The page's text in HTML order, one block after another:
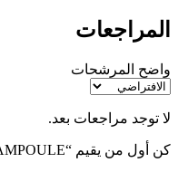
المراجعات
واضح المرشحات
لا توجد مراجعات بعد.
كن أول من يقيم “TENZERO RELIEF CICA AMPOULE”